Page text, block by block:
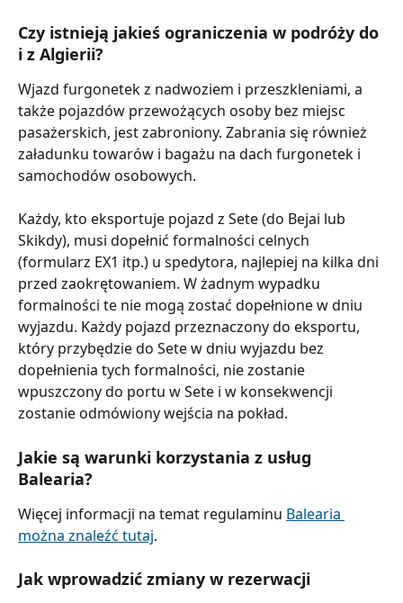
Czy istnieją jakieś ograniczenia w podróży do
i z Algierii?
Wjazd furgonetek z nadwoziem i przeszkleniami, a
także pojazdów przewożących osoby bez miejsc
pasażerskich, jest zabroniony. Zabrania się również
załadunku towarów i bagażu na dach furgonetek i
samochodów osobowych.
Każdy, kto eksportuje pojazd z Sete (do Bejai lub
Skikdy), musi dopełnić formalności celnych
(formularz EX1 itp.) u spedytora, najlepiej na kilka dni
przed zaokrętowaniem. W żadnym wypadku
formalności te nie mogą zostać dopełnione w dniu
wyjazdu. Każdy pojazd przeznaczony do eksportu,
który przybędzie do Sete w dniu wyjazdu bez
dopełnienia tych formalności, nie zostanie
wpuszczony do portu w Sete i w konsekwencji
zostanie odmówiony wejścia na pokład.
Jakie są warunki korzystania z usług
Balearia?
Więcej informacji na temat regulaminu Balearia
można znaleźć tutaj.
Jak wprowadzić zmiany w rezerwacji